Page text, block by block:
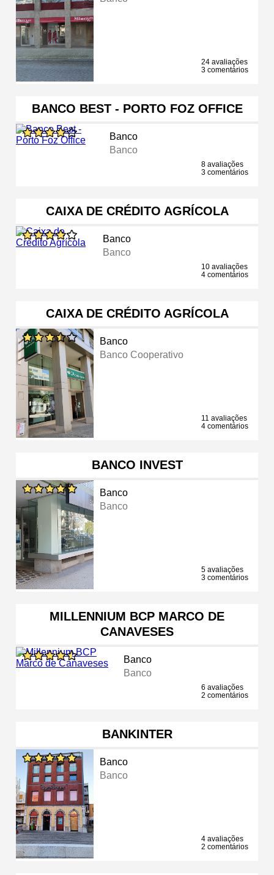
24 avaliações
3 comentários
BANCO BEST - PORTO FOZ OFFICE
Banco
Banco
8 avaliações
3 comentários
CAIXA DE CRÉDITO AGRÍCOLA
Banco
Banco
10 avaliações
4 comentários
CAIXA DE CRÉDITO AGRÍCOLA
Banco
Banco Cooperativo
11 avaliações
4 comentários
BANCO INVEST
Banco
Banco
5 avaliações
3 comentários
MILLENNIUM BCP MARCO DE
CANAVESES
Banco
Banco
6 avaliações
2 comentários
BANKINTER
Banco
Banco
4 avaliações
2 comentários